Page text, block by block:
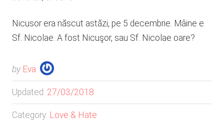
Nicusor era născut astăzi, pe 5 decembrie. Mâine e
Sf. Nicolae. A fost Nicuşor, sau Sf. Nicolae oare?
by Eva
Updated: 27/03/2018
Category: Love & Hate